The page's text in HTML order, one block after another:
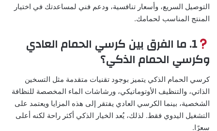
التوصيل السريع، وأسعار تنافسية، ودعم فني لمساعدتك في اختيار
المنتج المناسب لحمامك.
1. ما الفرق بين كرسي الحمام العادي
وكرسي الحمام الذكي؟
كرسي الحمام الذكي يتميز بوجود تقنيات متقدمة مثل التسخين
الذاتي، والتنظيف الأوتوماتيكي، ورشاشات الماء المخصصة للنظافة
الشخصية، بينما الكرسي العادي يفتقر إلى هذه المزايا ويعتمد على
التشغيل اليدوي فقط. لذلك، يُعد الخيار الذكي أكثر راحة لكنه أعلى
سعرًا.